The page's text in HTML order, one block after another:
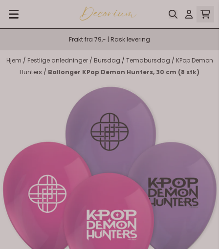
Hopp til innhold
Frakt fra 79,- | Rask levering
Hjem / Festlige anledninger / Bursdag / Temabursdag / KPop Demon
Hunters / Ballonger KPop Demon Hunters, 30 cm (8 stk)